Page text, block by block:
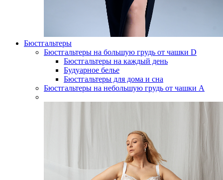
Бюстгальтеры
Бюстгальтеры на большую грудь от чашки D
Бюстгальтеры на каждый день
Будуарное белье
Бюстгальтеры для дома и сна
Бюстгальтеры на небольшую грудь от чашки А